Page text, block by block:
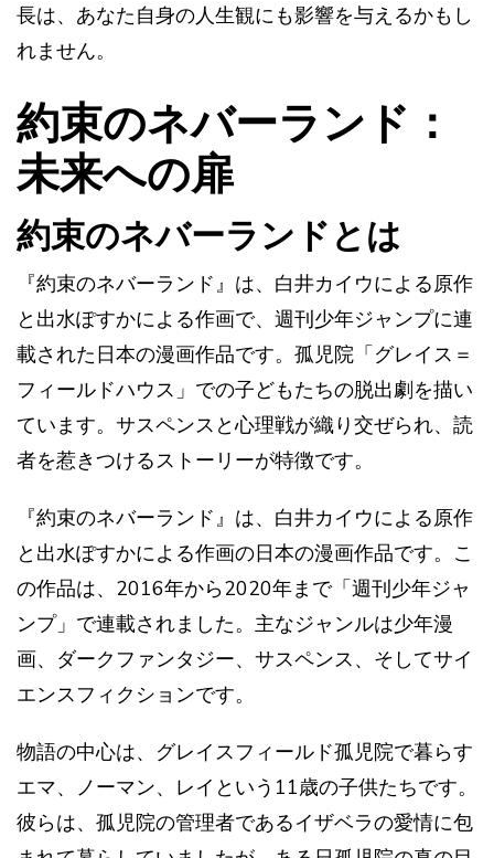
長は、あなた自身の人生観にも影響を与えるかもし
れません。
約束のネバーランド：
未来への扉
約束のネバーランドとは
『約束のネバーランド』は、白井カイウによる原作
と出水ぽすかによる作画で、週刊少年ジャンプに連
載された日本の漫画作品です。孤児院「グレイス＝
フィールドハウス」での子どもたちの脱出劇を描い
ています。サスペンスと心理戦が織り交ぜられ、読
者を惹きつけるストーリーが特徴です。
『約束のネバーランド』は、白井カイウによる原作
と出水ぽすかによる作画の日本の漫画作品です。こ
の作品は、2016年から2020年まで「週刊少年ジャ
ンプ」で連載されました。主なジャンルは少年漫
画、ダークファンタジー、サスペンス、そしてサイ
エンスフィクションです​​。
物語の中心は、グレイスフィールド孤児院で暮らす
エマ、ノーマン、レイという11歳の子供たちです。
彼らは、孤児院の管理者であるイザベラの愛情に包